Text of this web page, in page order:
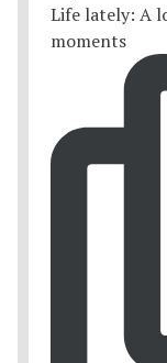
Life lately: A
moments